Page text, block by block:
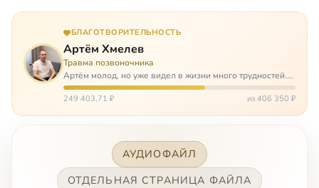
БЛАГОТВОРИТЕЛЬНОСТЬ
Артём Хмелев
Травма позвоночника
Артём молод, но уже видел в жизни много трудностей.
Он сирота, привык заботится о себе сам, но, когда
случилось несчастье, и он был парализован – остался на
249 403,71 ₽ из 406 350 ₽
АУДИОФАЙЛ
ОТДЕЛЬНАЯ СТРАНИЦА ФАЙЛА